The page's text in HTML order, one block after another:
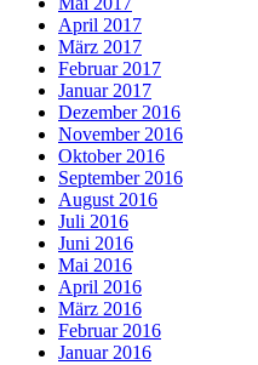
April 2017
März 2017
Februar 2017
Januar 2017
Dezember 2016
November 2016
Oktober 2016
September 2016
August 2016
Juli 2016
Juni 2016
Mai 2016
April 2016
März 2016
Februar 2016
Januar 2016